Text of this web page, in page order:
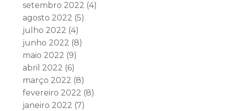
setembro 2022 (4)
agosto 2022 (5)
julho 2022 (4)
junho 2022 (8)
maio 2022 (9)
abril 2022 (6)
março 2022 (8)
fevereiro 2022 (8)
janeiro 2022 (7)